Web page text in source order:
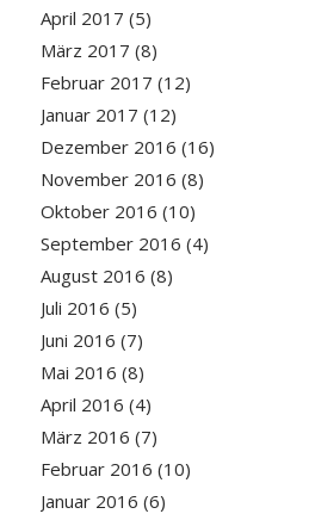
April 2017 (5)
März 2017 (8)
Februar 2017 (12)
Januar 2017 (12)
Dezember 2016 (16)
November 2016 (8)
Oktober 2016 (10)
September 2016 (4)
August 2016 (8)
Juli 2016 (5)
Juni 2016 (7)
Mai 2016 (8)
April 2016 (4)
März 2016 (7)
Februar 2016 (10)
Januar 2016 (6)